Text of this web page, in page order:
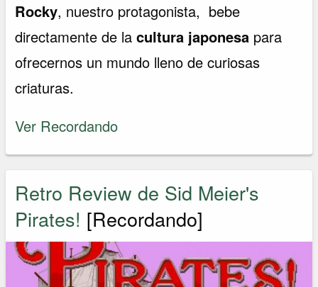
Rocky, nuestro protagonista, bebe
directamente de lacultura japonesa para
ofrecernos un mundo lleno de curiosas
criaturas.
Ver Recordando
Retro Review de Sid Meier's
Pirates! [Recordando]